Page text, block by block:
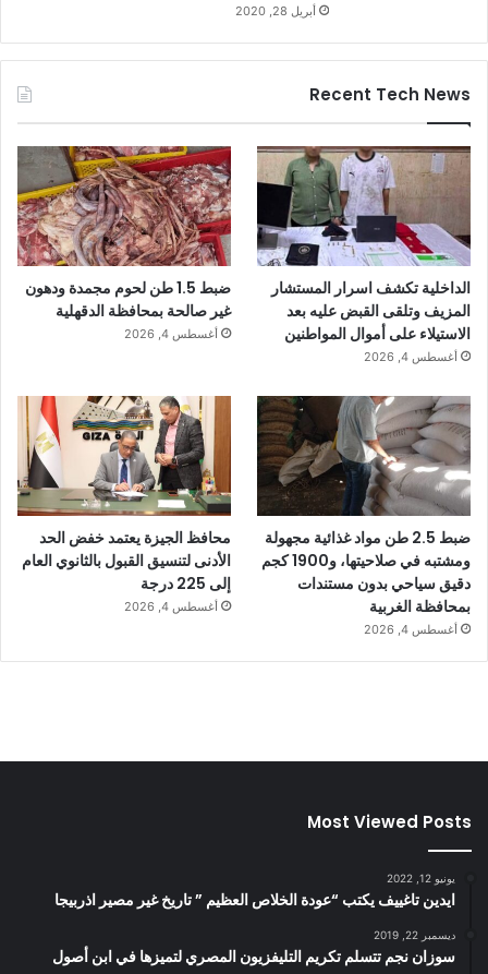
أبريل 28, 2020
Recent Tech News
الداخلية تكشف اسرار المستشار
المزيف وتلقى القبض عليه بعد
الاستيلاء على أموال المواطنين
أغسطس 4, 2026
ضبط 1.5 طن لحوم مجمدة ودهون
غير صالحة بمحافظة الدقهلية
أغسطس 4, 2026
ضبط 2.5 طن مواد غذائية مجهولة
ومشتبه في صلاحيتها، و1900 كجم
دقيق سياحي بدون مستندات
بمحافظة الغربية
أغسطس 4, 2026
محافظ الجيزة يعتمد خفض الحد
الأدنى لتنسيق القبول بالثانوي العام
إلى 225 درجة
أغسطس 4, 2026
Most Viewed Posts
يونيو 12, 2022
ايدين تاغييف يكتب “عودة الخلاص العظيم ” تاريخ غير مصير اذربيجا
ديسمبر 22, 2019
سوزان نجم تتسلم تكريم التليفزيون المصري لتميزها في ابن أصول